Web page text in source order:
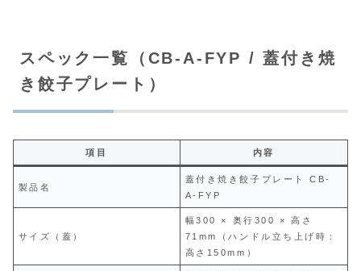
スペック一覧（CB-A-FYP / 蓋付き焼
き餃子プレート）
項目 内容
製品名
蓋付き焼き餃子プレート CB-
A-FYP
サイズ（蓋）
幅300 × 奥行300 × 高さ
71mm（ハンドル立ち上げ時：
高さ150mm）